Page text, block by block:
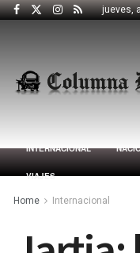
jueves,
INTERNACIONAL
VIAJES
Home Internacional